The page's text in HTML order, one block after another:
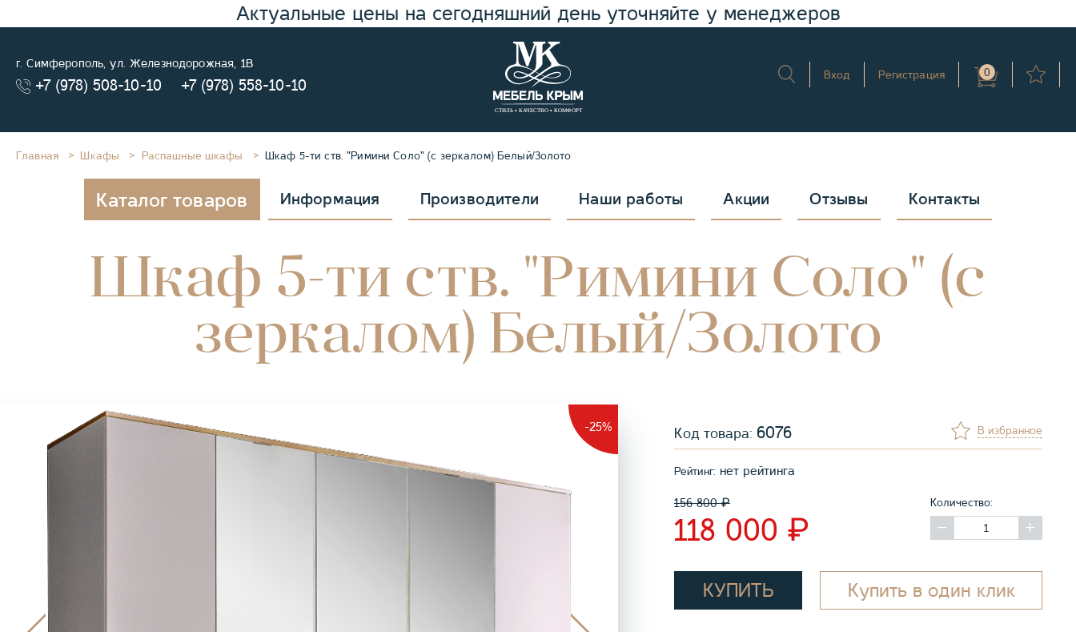
Актуальные цены на сегодняшний день уточняйте у менеджеров
г. Симферополь, ул. Железнодорожная, 1В
+7 (978) 508-10-10 +7 (978) 558-10-10
Вход Регистрация 0
Главная Шкафы Распашные шкафы Шкаф 5-ти ств. "Римини Соло" (с зеркалом) Белый/Золото
Каталог товаров Информация Производители Наши работы Акции Отзывы Контакты
Шкаф 5-ти ств. "Римини Соло" (с
зеркалом) Белый/Золото
-25% Код товара: 6076 В избранное
Рейтинг: нет рейтинга
156 800₽
118 000 ₽
Количество:
КУПИТЬ Купить в один клик